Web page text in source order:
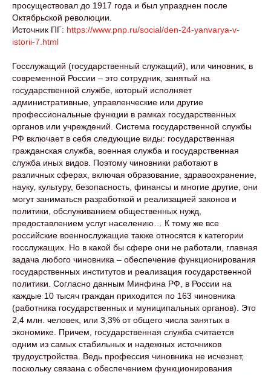
просуществовал до 1917 года и был упразднен после
Октябрьской революции.
Источник ПГ: https://www.pnp.ru/social/den-24-yanvarya-v-
istorii-7.html
Госслужащий (государственный служащий), или чиновник, в
современной России – это сотрудник, занятый на
государственной службе, который исполняет
административные, управленческие или другие
профессиональные функции в рамках государственных
органов или учреждений. Система государственной службы
РФ включает в себя следующие виды: государственная
гражданская служба, военная служба и государственная
служба иных видов. Поэтому чиновники работают в
различных сферах, включая образование, здравоохранение,
науку, культуру, безопасность, финансы и многие другие, они
могут заниматься разработкой и реализацией законов и
политики, обслуживанием общественных нужд,
предоставлением услуг населению… К тому же все
российские военнослужащие также относятся к категории
госслужащих. Но в какой бы сфере они не работали, главная
задача любого чиновника – обеспечение функционирования
государственных институтов и реализация государственной
политики. Согласно данным Минфина РФ, в России на
каждые 10 тысяч граждан приходится по 163 чиновника
(работника государственных и муниципальных органов). Это
2,4 млн. человек, или 3,3% от общего числа занятых в
экономике. Причем, государственная служба считается
одним из самых стабильных и надежных источников
трудоустройства. Ведь профессия чиновника не исчезнет,
поскольку связана с обеспечением функционирования